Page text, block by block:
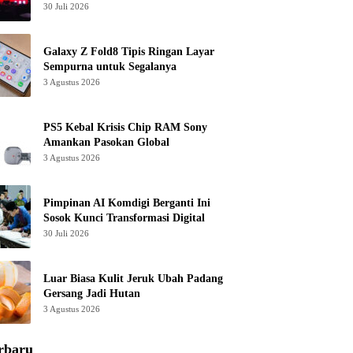
30 Juli 2026
Galaxy Z Fold8 Tipis Ringan Layar
Sempurna untuk Segalanya
3 Agustus 2026
PS5 Kebal Krisis Chip RAM Sony
Amankan Pasokan Global
3 Agustus 2026
Pimpinan AI Komdigi Berganti Ini
Sosok Kunci Transformasi Digital
30 Juli 2026
Luar Biasa Kulit Jeruk Ubah Padang
Gersang Jadi Hutan
3 Agustus 2026